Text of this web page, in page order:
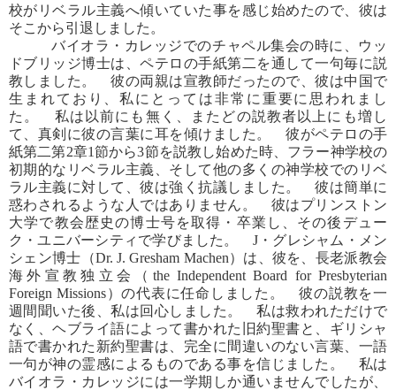
校がリベラル主義へ傾いていた事を感じ始めたので、彼は
そこから引退しました。
バイオラ・カレッジでのチャペル集会の時に、ウッ
ドブリッジ博士は、ペテロの手紙第二を通して一句毎に説
教しました。 彼の両親は宣教師だったので、彼は中国で
生まれており、私にとっては非常に重要に思われまし
た。 私は以前にも無く、またどの説教者以上にも増し
て、真剣に彼の言葉に耳を傾けました。 彼がペテロの手
紙第二第2章1節から3節を説教し始めた時、フラー神学校の
初期的なリベラル主義、そして他の多くの神学校でのリベ
ラル主義に対して、彼は強く抗議しました。 彼は簡単に
惑わされるような人ではありません。 彼はプリンストン
大学で教会歴史の博士号を取得・卒業し、その後デュー
ク・ユニバーシティで学びました。 J・グレシャム・メン
シェン博士（Dr. J. Gresham Machen）は、彼を、長老派教会
海外宣教独立会（the Independent Board for Presbyterian
Foreign Missions）の代表に任命しました。 彼の説教を一
週間聞いた後、私は回心しました。 私は救われただけで
なく、ヘブライ語によって書かれた旧約聖書と、ギリシャ
語で書かれた新約聖書は、完全に間違いのない言葉、一語
一句が神の霊感によるものである事を信じました。 私は
バイオラ・カレッジには一学期しか通いませんでしたが、